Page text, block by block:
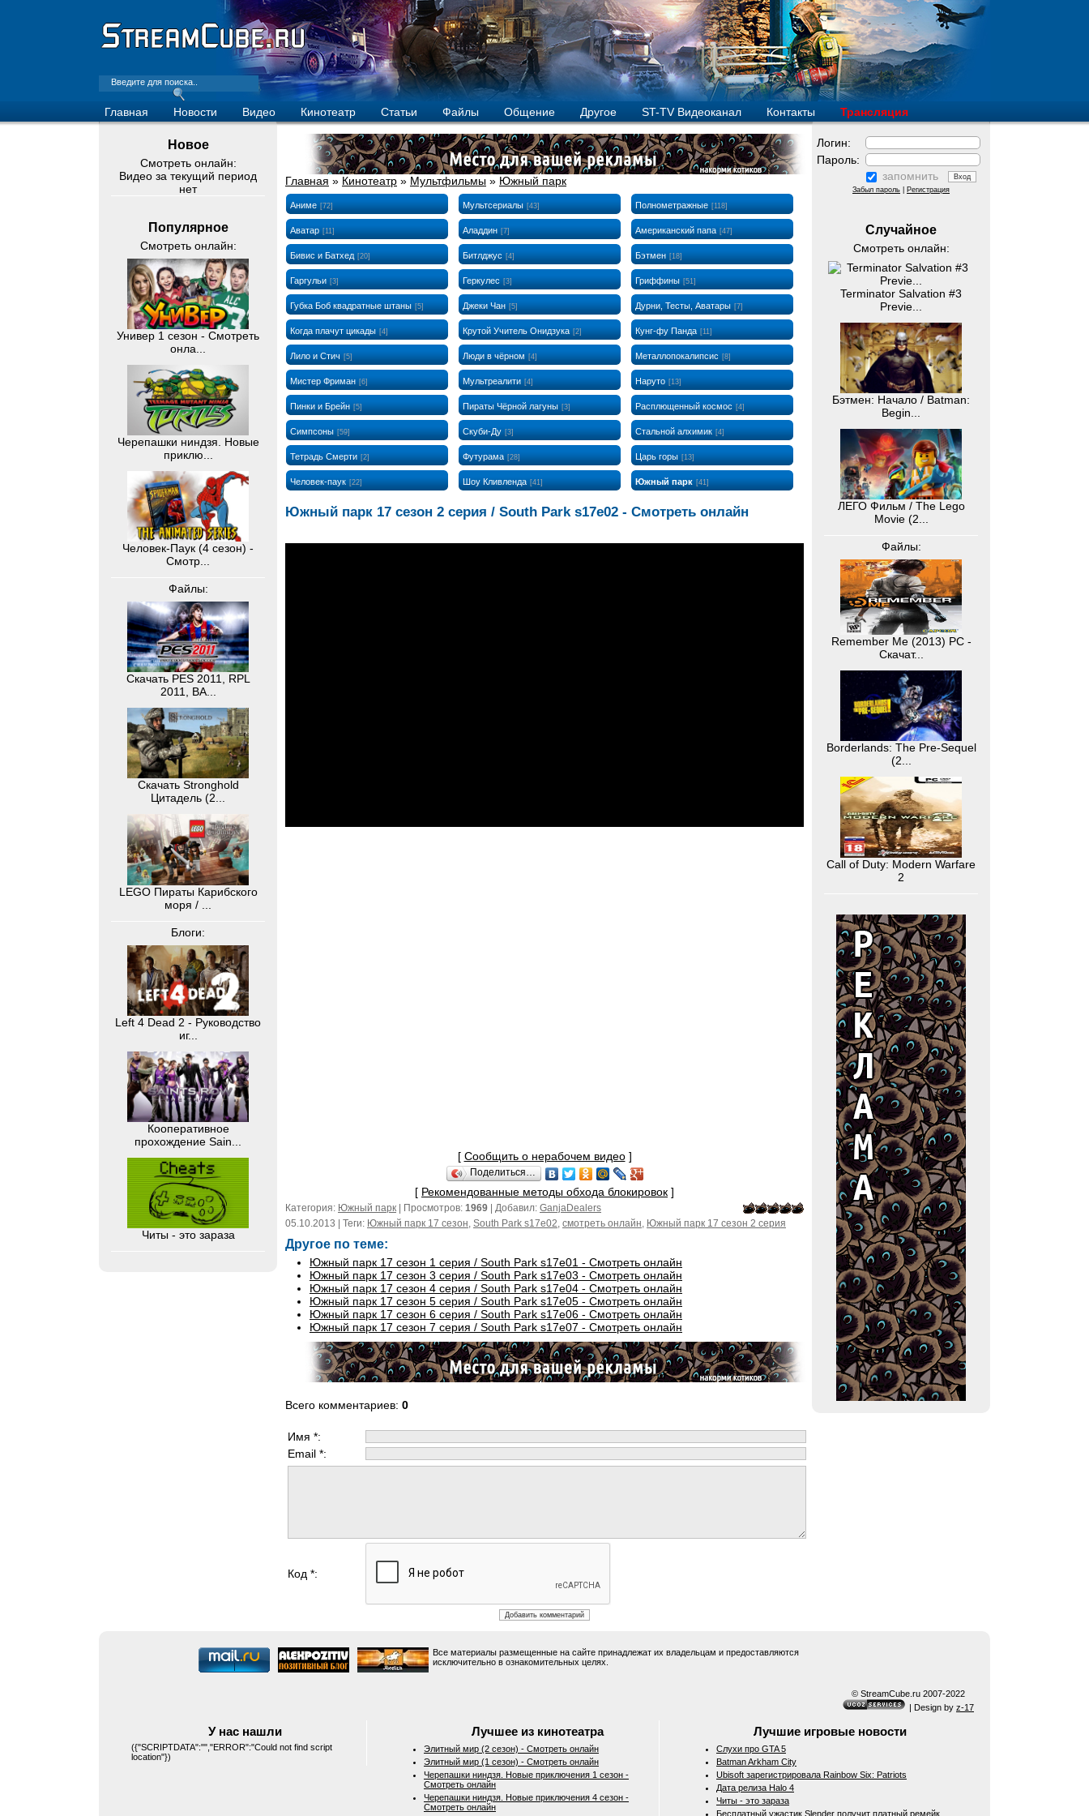
Главная Новости Видео Кинотеатр Статьи Файлы Общение Другое ST-TV Видеоканал Контакты Трансляция
Новое
Смотреть онлайн:
Видео за текущий период
нет
Популярное
Смотреть онлайн:
Универ 1 сезон - Смотреть
онла...
Черепашки ниндзя. Новые
приклю...
Человек-Паук (4 сезон) -
Смотр...
Файлы:
Скачать PES 2011, RPL
2011, BA...
Скачать Stronghold
Цитадель (2...
LEGO Пираты Карибского
моря / ...
Блоги:
Left 4 Dead 2 - Руководство
иг...
Кооперативное
прохождение Sain...
Читы - это зараза
Логин:
Пароль:
запомнить
Забыл пароль Регистрация
Случайное
Смотреть онлайн:
Terminator Salvation #3
Previe...
Бэтмен: Начало / Batman:
Begin...
ЛЕГО Фильм / The Lego
Movie (2...
Файлы:
Remember Me (2013) PC -
Скачат...
Borderlands: The Pre-Sequel
(2...
Call of Duty: Modern Warfare
2
Главная » Кинотеатр » Мультфильмы » Южный парк
Аниме [72] Мультсериалы [43] Полнометражные [118]
Аватар [11] Аладдин [7] Американский папа [47]
Бивис и Батхед [20] Битлджус [4] Бэтмен [18]
Гаргульи [3] Геркулес [3] Гриффины [51]
Губка Боб квадратные штаны [5] Джеки Чан [5] Дурни, Тесты, Аватары [7]
Когда плачут цикады [4] Крутой Учитель Онидзука [2] Кунг-фу Панда [11]
Лило и Стич [5] Люди в чёрном [4] Металлопокалипсис [8]
Мистер Фриман [6] Мультреалити [4] Наруто [13]
Пинки и Брейн [5] Пираты Чёрной лагуны [3] Расплющенный космос [4]
Симпсоны [59] Скуби-Ду [3] Стальной алхимик [4]
Тетрадь Смерти [2] Футурама [28] Царь горы [13]
Человек-паук [22] Шоу Кливленда [41] Южный парк [41]
Южный парк 17 сезон 2 серия / South Park s17e02 - Смотреть онлайн
[ Сообщить о нерабочем видео]
Поделиться…
[ Рекомендованные методы обхода блокировок ]
Категория: Южный парк | Просмотров: 1969 | Добавил: GanjaDealers
05.10.2013 | Теги: Южный парк 17 сезон South Park s17e02 смотреть онлайн Южный парк 17 сезон 2 серия
Другое по теме:
Южный парк 17 сезон 1 серия / South Park s17e01 - Смотреть онлайн
Южный парк 17 сезон 3 серия / South Park s17e03 - Смотреть онлайн
Южный парк 17 сезон 4 серия / South Park s17e04 - Смотреть онлайн
Южный парк 17 сезон 5 серия / South Park s17e05 - Смотреть онлайн
Южный парк 17 сезон 6 серия / South Park s17e06 - Смотреть онлайн
Южный парк 17 сезон 7 серия / South Park s17e07 - Смотреть онлайн
Всего комментариев: 0
Имя *:
Email *:
Код *:
Все материалы размещенные на сайте принадлежат их владельцам и предоставляются
исключительно в ознакомительных целях.
© StreamCube.ru 2007-2022
| Design by z-17
У нас нашли
({"SCRIPTDATA":"","ERROR":"Could not find script
location"})
Лучшее из кинотеатра
Элитный мир (2 сезон) - Смотреть онлайн
Элитный мир (1 сезон) - Смотреть онлайн
Черепашки ниндзя. Новые приключения 1 сезон -
Смотреть онлайн
Черепашки ниндзя. Новые приключения 4 сезон -
Смотреть онлайн
Лучшие игровые новости
Слухи про GTA 5
Batman Arkham City
Ubisoft зарегистрировала Rainbow Six: Patriots
Дата релиза Halo 4
Читы - это зараза
Бесплатный ужастик Slender получит платный ремейк